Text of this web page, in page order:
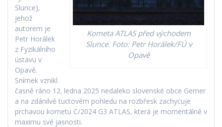
Kometa ATLAS před východem
Slunce. Foto: Petr Horálek/FÚ v
Opavě
Slunce),
jehož
autorem je
Petr Horálek
z Fyzikálního
ústavu v
Opavě.
Snímek vznikl
časně ráno 12. ledna 2025 nedaleko slovenské obce Gemer
a na zdánilvě tuctovém pohledu na rozbřesk zachycuje
prchavou kometu C/2024 G3 ATLAS, která je momentálně v
maximu své jasnosti.